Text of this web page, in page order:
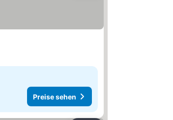
Preise sehen